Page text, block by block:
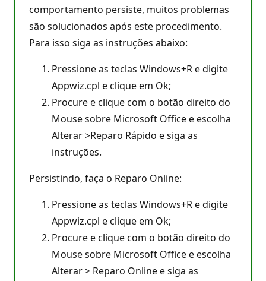
comportamento persiste, muitos problemas
são solucionados após este procedimento.
Para isso siga as instruções abaixo:
Pressione as teclas Windows+R e digite
Appwiz.cpl e clique em Ok;
Procure e clique com o botão direito do
Mouse sobre Microsoft Office e escolha
Alterar >Reparo Rápido e siga as
instruções.
Persistindo, faça o Reparo Online:
Pressione as teclas Windows+R e digite
Appwiz.cpl e clique em Ok;
Procure e clique com o botão direito do
Mouse sobre Microsoft Office e escolha
Alterar > Reparo Online e siga as